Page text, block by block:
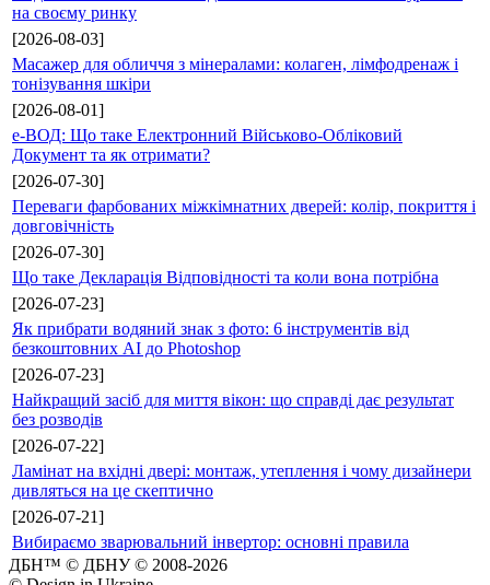
на своєму ринку
[2026-08-03]
Масажер для обличчя з мінералами: колаген, лімфодренаж і
тонізування шкіри
[2026-08-01]
е-ВОД: Що таке Електронний Військово-Обліковий
Документ та як отримати?
[2026-07-30]
Переваги фарбованих міжкімнатних дверей: колір, покриття і
довговічність
[2026-07-30]
Що таке Декларація Відповідності та коли вона потрібна
[2026-07-23]
Як прибрати водяний знак з фото: 6 інструментів від
безкоштовних AI до Photoshop
[2026-07-23]
Найкращий засіб для миття вікон: що справді дає результат
без розводів
[2026-07-22]
Ламінат на вхідні двері: монтаж, утеплення і чому дизайнери
дивляться на це скептично
[2026-07-21]
Вибираємо зварювальний інвертор: основні правила
ДБН™ © ДБНУ © 2008-2026